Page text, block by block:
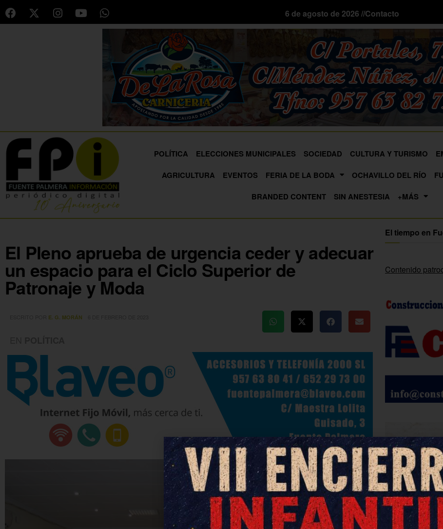
6 de agosto de 2026 //Contacto
POLÍTICA ELECCIONES MUNICIPALES SOCIEDAD CULTURA Y TURISMO
AGRICULTURA
EVENTOS FERIA DE LA BODA OCHAVILLO DEL RÍO
BRANDED CONTENT
SIN ANESTESIA +MÁS
El Pleno aprueba de urgencia ceder y adecuar
un espacio para el Ciclo Superior de
Patronaje y Moda
E. G. MORÁN
El tiempo en
Contenido